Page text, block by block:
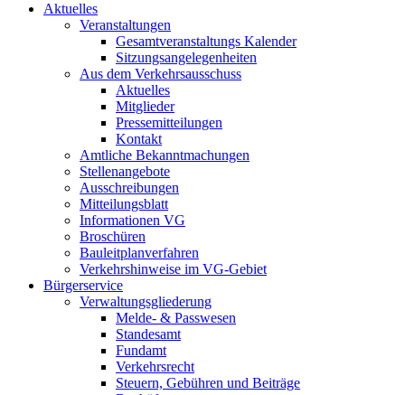
Aktuelles
Veranstaltungen
Gesamtveranstaltungs Kalender
Sitzungsangelegenheiten
Aus dem Verkehrsausschuss
Aktuelles
Mitglieder
Pressemitteilungen
Kontakt
Amtliche Bekanntmachungen
Stellenangebote
Ausschreibungen
Mitteilungsblatt
Informationen VG
Broschüren
Bauleitplanverfahren
Verkehrshinweise im VG-Gebiet
Bürgerservice
Verwaltungsgliederung
Melde- & Passwesen
Standesamt
Fundamt
Verkehrsrecht
Steuern, Gebühren und Beiträge